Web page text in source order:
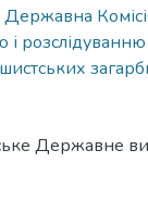
і
Державне